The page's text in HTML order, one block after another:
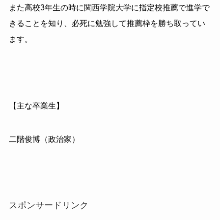
また高校3年生の時に関西学院大学に指定校推薦で進学で
きることを知り、必死に勉強して推薦枠を勝ち取ってい
ます。
【主な卒業生】
二階俊博（政治家）
スポンサードリンク